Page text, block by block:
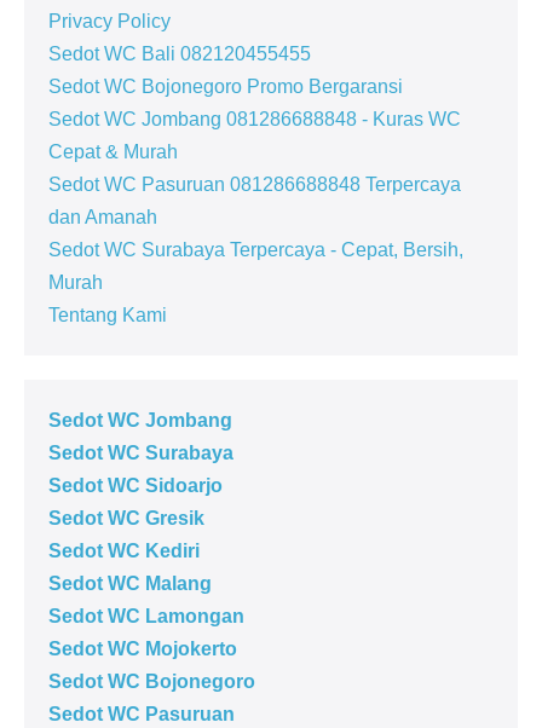
Privacy Policy
Sedot WC Bali 082120455455
Sedot WC Bojonegoro Promo Bergaransi
Sedot WC Jombang 081286688848 - Kuras WC
Cepat & Murah
Sedot WC Pasuruan 081286688848 Terpercaya
dan Amanah
Sedot WC Surabaya Terpercaya - Cepat, Bersih,
Murah
Tentang Kami
Sedot WC Jombang
Sedot WC Surabaya
Sedot WC Sidoarjo
Sedot WC Gresik
Sedot WC Kediri
Sedot WC Malang
Sedot WC Lamongan
Sedot WC Mojokerto
Sedot WC Bojonegoro
Sedot WC Pasuruan